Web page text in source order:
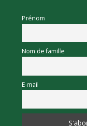
Prénom
Nom de famille
E-mail